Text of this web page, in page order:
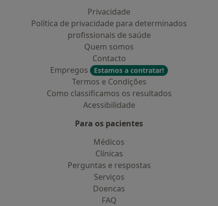
Privacidade
Política de privacidade para determinados
profissionais de saúde
Quem somos
Contacto
Empregos
Estamos a contratar!
Termos e Condições
Como classificamos os resultados
Acessibilidade
Para os pacientes
Médicos
Clínicas
Perguntas e respostas
Serviços
Doencas
FAQ